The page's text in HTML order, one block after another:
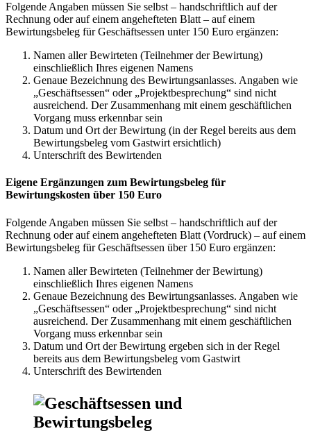
Folgende Angaben müssen Sie selbst – handschriftlich auf der
Rechnung oder auf einem angehefteten Blatt – auf einem
Bewirtungsbeleg für Geschäftsessen unter 150 Euro ergänzen:
Namen aller Bewirteten (Teilnehmer der Bewirtung)
einschließlich Ihres eigenen Namens
Genaue Bezeichnung des Bewirtungsanlasses. Angaben wie
„Geschäftsessen“ oder „Projektbesprechung“ sind nicht
ausreichend. Der Zusammenhang mit einem geschäftlichen
Vorgang muss erkennbar sein
Datum und Ort der Bewirtung (in der Regel bereits aus dem
Bewirtungsbeleg vom Gastwirt ersichtlich)
Unterschrift des Bewirtenden
Eigene Ergänzungen zum Bewirtungsbeleg für
Bewirtungskosten über 150 Euro
Folgende Angaben müssen Sie selbst – handschriftlich auf der
Rechnung oder auf einem angehefteten Blatt (Vordruck) – auf einem
Bewirtungsbeleg für Geschäftsessen über 150 Euro ergänzen:
Namen aller Bewirteten (Teilnehmer der Bewirtung)
einschließlich Ihres eigenen Namens
Genaue Bezeichnung des Bewirtungsanlasses. Angaben wie
„Geschäftsessen“ oder „Projektbesprechung“ sind nicht
ausreichend. Der Zusammenhang mit einem geschäftlichen
Vorgang muss erkennbar sein
Datum und Ort der Bewirtung ergeben sich in der Regel
bereits aus dem Bewirtungsbeleg vom Gastwirt
Unterschrift des Bewirtenden